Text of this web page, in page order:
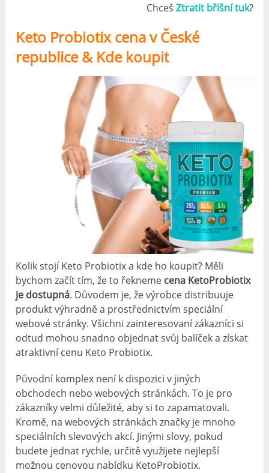
Chceš Ztratit břišní tuk?
Keto Probiotix cena v České
republice & Kde koupit
Kolik stojí Keto Probiotix a kde ho koupit? Měli
bychom začít tím, že to řekneme cena KetoProbiotix
je dostupná. Důvodem je, že výrobce distribuuje
produkt výhradně a prostřednictvím speciální
webové stránky. Všichni zainteresovaní zákazníci si
odtud mohou snadno objednat svůj balíček a získat
atraktivní cenu Keto Probiotix.
Původní komplex není k dispozici v jiných
obchodech nebo webových stránkách. To je pro
zákazníky velmi důležité, aby si to zapamatovali.
Kromě, na webových stránkách značky je mnoho
speciálních slevových akcí. Jinými slovy, pokud
budete jednat rychle, určitě využijete nejlepší
možnou cenovou nabídku KetoProbiotix.